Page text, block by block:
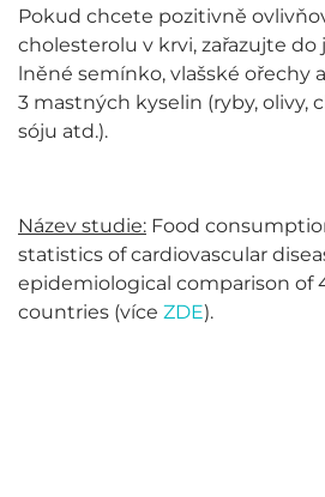
Pokud chcete pozitivně
cholesterolu v krvi, zařazujte
lněné semínko, vlašské ořechy
3 mastných kyselin (ryby, olivy,
sóju atd.).
Název studie: Food
statistics of cardiovascular
epidemiological comparison of
countries (více ZDE).